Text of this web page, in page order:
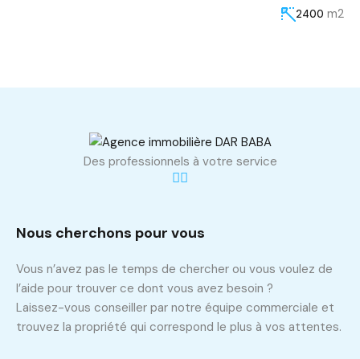
2400 m2
Des professionnels à votre service
Nous cherchons pour vous
Vous n’avez pas le temps de chercher ou vous voulez de
l’aide pour trouver ce dont vous avez besoin ?
Laissez-vous conseiller par notre équipe commerciale et
trouvez la propriété qui correspond le plus à vos attentes.